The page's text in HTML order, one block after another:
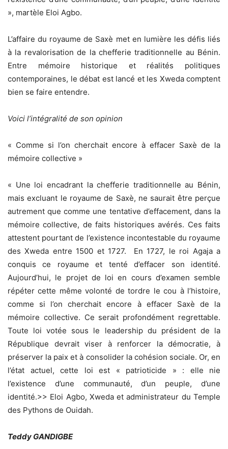
», martèle Eloi Agbo.
L’affaire du royaume de Saxè met en lumière les défis liés
à la revalorisation de la chefferie traditionnelle au Bénin.
Entre mémoire historique et réalités politiques
contemporaines, le débat est lancé et les Xweda comptent
bien se faire entendre.
Voici l’intégralité de son opinion
« Comme si l’on cherchait encore à effacer Saxè de la
mémoire collective »
« Une loi encadrant la chefferie traditionnelle au Bénin,
mais excluant le royaume de Saxè, ne saurait être perçue
autrement que comme une tentative d’effacement, dans la
mémoire collective, de faits historiques avérés. Ces faits
attestent pourtant de l’existence incontestable du royaume
des Xweda entre 1500 et 1727. En 1727, le roi Agaja a
conquis ce royaume et tenté d’effacer son identité.
Aujourd’hui, le projet de loi en cours d’examen semble
répéter cette même volonté de tordre le cou à l’histoire,
comme si l’on cherchait encore à effacer Saxè de la
mémoire collective. Ce serait profondément regrettable.
Toute loi votée sous le leadership du président de la
République devrait viser à renforcer la démocratie, à
préserver la paix et à consolider la cohésion sociale. Or, en
l’état actuel, cette loi est « patrioticide » : elle nie
l’existence d’une communauté, d’un peuple, d’une
identité.>> Eloi Agbo, Xweda et administrateur du Temple
des Pythons de Ouidah.
Teddy GANDIGBE